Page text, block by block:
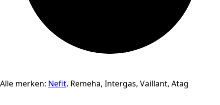
Alle merken: Nefit, Remeha, Intergas, Vaillant, Atag